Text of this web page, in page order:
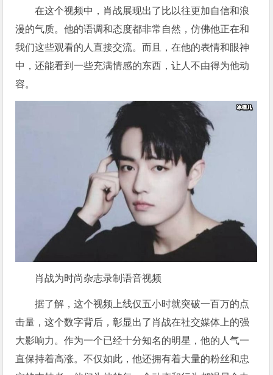
在这个视频中，肖战展现出了比以往更加自信和浪
漫的气质。他的语调和态度都非常自然，仿佛他正在和
我们这些观看的人直接交流。而且，在他的表情和眼神
中，还能看到一些充满情感的东西，让人不由得为他动
容。
肖战为时尚杂志录制语音视频
据了解，这个视频上线仅五小时就突破一百万的点
击量，这个数字背后，彰显出了肖战在社交媒体上的强
大影响力。作为一个已经十分知名的明星，他的人气一
直保持着高涨。不仅如此，他还拥有着大量的粉丝和忠